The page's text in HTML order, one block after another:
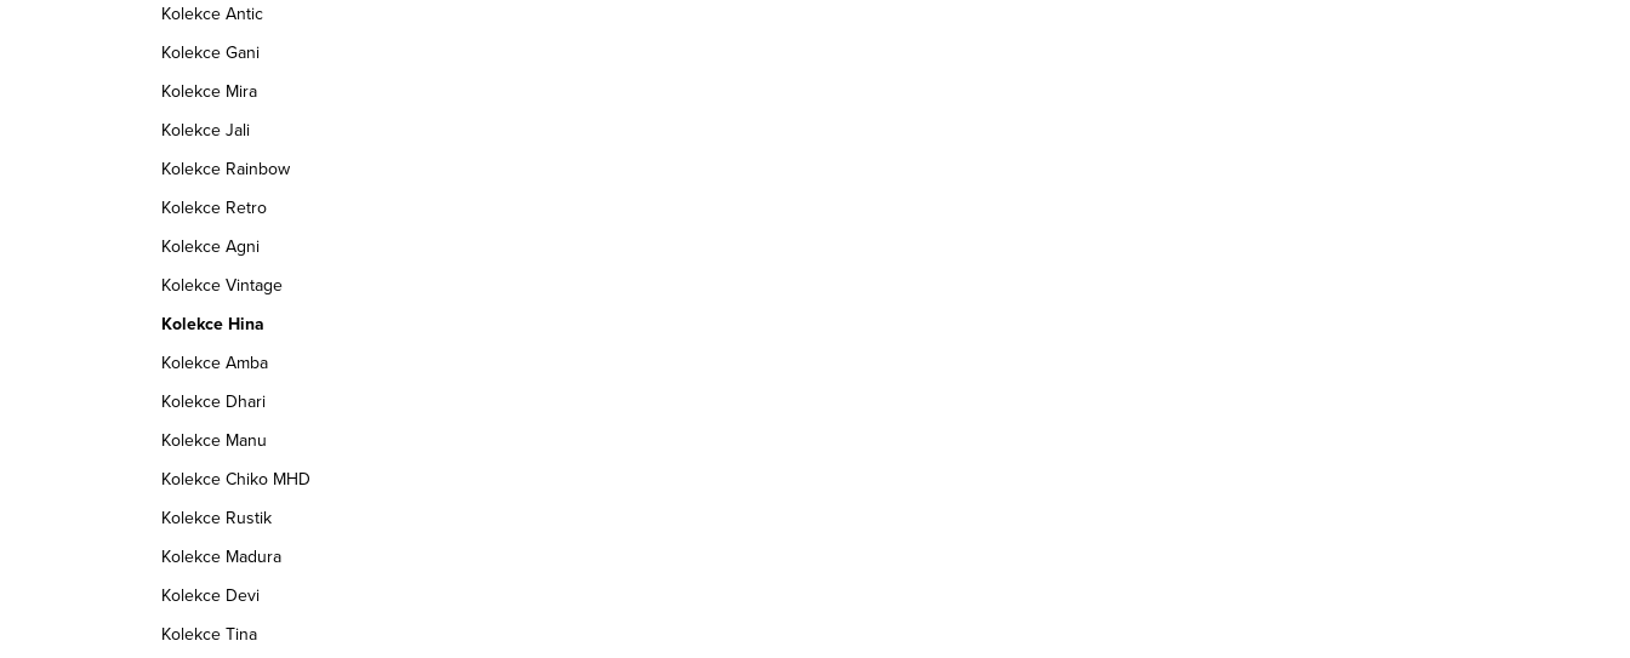
Kolekce Antic
Kolekce Gani
Kolekce Mira
Kolekce Jali
Kolekce Rainbow
Kolekce Retro
Kolekce Agni
Kolekce Vintage
Kolekce Hina
Kolekce Amba
Kolekce Dhari
Kolekce Manu
Kolekce Chiko MHD
Kolekce Rustik
Kolekce Madura
Kolekce Devi
Kolekce Tina